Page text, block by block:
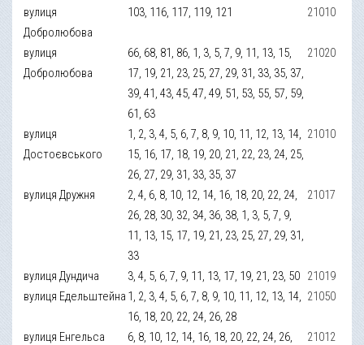
вулиця
Добролюбова
103, 116, 117, 119, 121 21010
вулиця
Добролюбова
66, 68, 81, 86, 1, 3, 5, 7, 9, 11, 13, 15,
17, 19, 21, 23, 25, 27, 29, 31, 33, 35, 37,
39, 41, 43, 45, 47, 49, 51, 53, 55, 57, 59,
61, 63
21020
вулиця
Достоєвського
1, 2, 3, 4, 5, 6, 7, 8, 9, 10, 11, 12, 13, 14,
15, 16, 17, 18, 19, 20, 21, 22, 23, 24, 25,
26, 27, 29, 31, 33, 35, 37
21010
вулиця Дружня
2, 4, 6, 8, 10, 12, 14, 16, 18, 20, 22, 24,
26, 28, 30, 32, 34, 36, 38, 1, 3, 5, 7, 9,
11, 13, 15, 17, 19, 21, 23, 25, 27, 29, 31,
33
21017
вулиця Дундича 3, 4, 5, 6, 7, 9, 11, 13, 17, 19, 21, 23, 50 21019
вулиця Едельштейна 1, 2, 3, 4, 5, 6, 7, 8, 9, 10, 11, 12, 13, 14,
16, 18, 20, 22, 24, 26, 28
21050
вулиця Енгельса
6, 8, 10, 12, 14, 16, 18, 20, 22, 24, 26,
21012